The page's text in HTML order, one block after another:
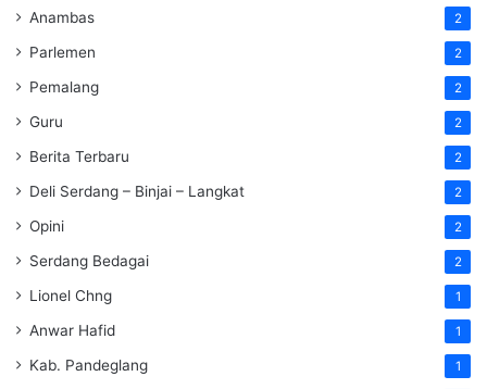
Anambas 2
Parlemen 2
Pemalang 2
Guru 2
Berita Terbaru 2
Deli Serdang – Binjai – Langkat 2
Opini 2
Serdang Bedagai 2
Lionel Chng 1
Anwar Hafid 1
Kab. Pandeglang 1